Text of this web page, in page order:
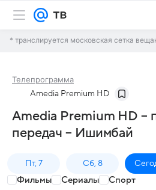
* транслируется московская сетка
Телепрограмма
Amedia Premium HD
Amedia Premium HD –
передач – Ишимбай
Пт, 7 Сб, 8
Фильмы Сериалы Спорт